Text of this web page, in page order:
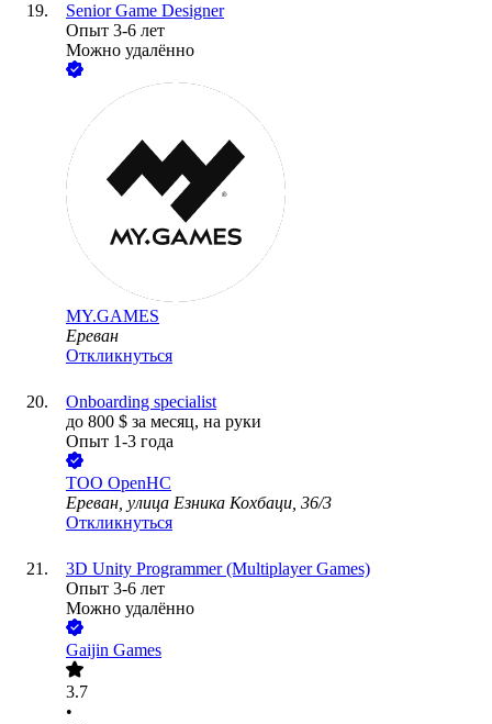
Senior Game Designer
Опыт 3-6 лет
Можно удалённо
MY.GAMES
Ереван
Откликнуться
Onboarding specialist
до 800 $ за месяц, на руки
Опыт 1-3 года
ТОО OpenHC
Ереван, улица Езника Кохбаци, 36/3
Откликнуться
3D Unity Programmer (Multiplayer Games)
Опыт 3-6 лет
Можно удалённо
Gaijin Games
3.7
•